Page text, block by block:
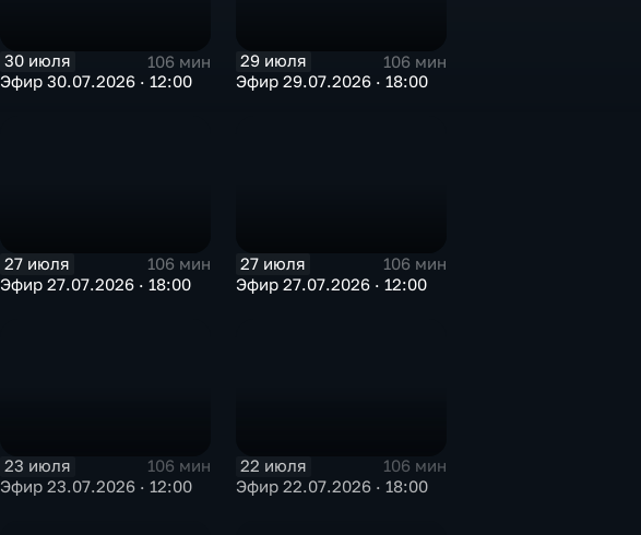
30 июля
106 мин
Эфир 30.07.2026 · 12:00
29 июля
106 мин
Эфир 29.07.2026 · 18:00
27 июля
106 мин
Эфир 27.07.2026 · 18:00
27 июля
106 мин
Эфир 27.07.2026 · 12:00
23 июля
106 мин
Эфир 23.07.2026 · 12:00
22 июля
106 мин
Эфир 22.07.2026 · 18:00